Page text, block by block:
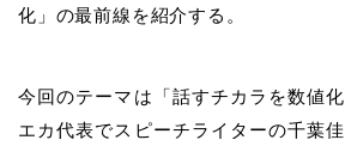
化」の最前線を紹介する。
今回のテーマは「話すチカラを数値
エカ代表でスピーチライターの千葉